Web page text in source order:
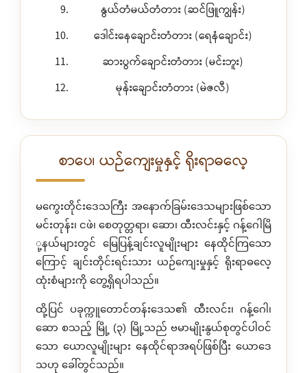
နွယ်တံမယ်တံတား (ဆင်ဖြူကျွန်း)
ဒေါင်းနေချောင်းတံတား (ရေနံချောင်း)
ဆားပွက်ချောင်းတံတား (မင်းဘူး)
မုန်းချောင်းတံတား (မဲဇလီ)
စာပေ၊ ယဉ်ကျေးမှုနှင့် ရိုးရာဓလေ့
မကွေးတိုင်းဒေသကြီး အနောက်ခြမ်းဒေသများဖြစ်သော
မင်းတုန်း၊ ငဖဲ၊ စေတုတ္တရာ၊ ဆော၊ ထီးလင်းနှင့် ဂန့်ဂေါမြိ
ု့နယ်များတွင် မြေပြန့်ချင်းလူမျိုးများ နေထိုင်ကြသော
ကြောင့် ချင်းတိုင်းရင်းသား ယဉ်ကျေးမှုနှင့် ရိုးရာဓလေ့
ထုံးစံများကို တွေ့ရှိရပါသည်။
ထို့ပြင် ပခုက္ကူတောင်တန်းဒေသ၏ ထီးလင်း၊ ဂန့်ဂေါ၊
ဆော စသည့် မြို့ (၃) မြို့သည် ဗမာမျိုးနွယ်စုတွင်ပါဝင်
သော ယောလူမျိုးများ နေထိုင်ရာအရပ်ဖြစ်ပြီး ယောဒေ
သဟု ခေါ်တွင်သည်။